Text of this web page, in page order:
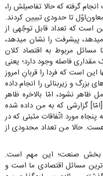
گرفته که حالا تفاصیلش را،
تا حدودی تبیین کردند.
است که تعداد قابل توجّهی از
پیشرفت را نشان میدهد،
مسائل مربوط به اقتصاد کلان
فاصله وجود دارد؛ یعنی
است که فردا را قربانِ امروز
بزرگ و زیربنائی را انجام داده
نشود، امّا بالاخره ظاهر
گزارشی که به من داده شده
مورد اتّفاقات مثبتی که در
حالا من تعداد محدودی از
بخش صنعت؛ این مهم است.
مسائل اقتصادی ما است و